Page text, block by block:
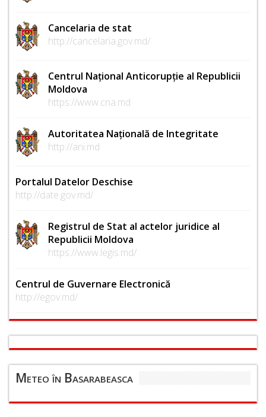
Cancelaria de stat
http://cancelaria.gov.md/
Centrul Național Anticorupție al Republicii
Moldova
https://www.cna.md
Autoritatea Națională de Integritate
http://ani.md
Portalul Datelor Deschise
http://date.gov.md/
Registrul de Stat al actelor juridice al
Republicii Moldova
https://www.legis.md/
Centrul de Guvernare Electronică
http://egov.md/
Meteo în Basarabeasca